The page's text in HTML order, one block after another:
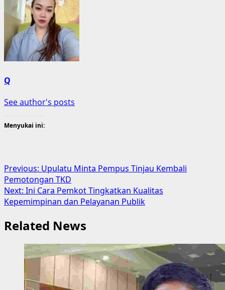
Q
See author's posts
Menyukai ini:
Post
navigation
Previous: Upulatu Minta Pempus Tinjau Kembali
Pemotongan TKD
Next: Ini Cara Pemkot Tingkatkan Kualitas
Kepemimpinan dan Pelayanan Publik
Related News